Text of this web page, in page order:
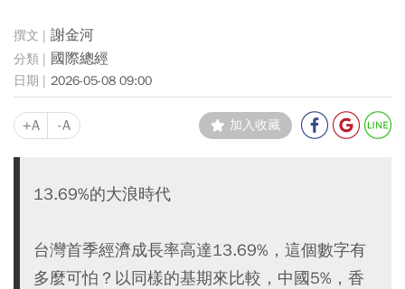
謝金河
國際總經
2026-05-08 09:00
+A -A 加入收藏
13.69%的大浪時代
台灣首季經濟成長率高達13.69%，這個數字有
多麼可怕？以同樣的基期來比較，中國5%，香